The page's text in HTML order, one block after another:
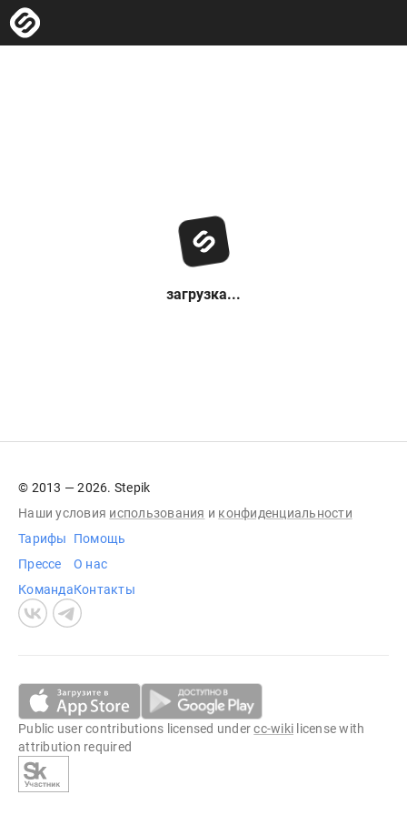
загрузка...
© 2013 — 2026. Stepik
Наши условия использования и конфиденциальности
Тарифы
Прессе
Команда
Помощь
О нас
Контакты
Public user contributions licensed undercc-wiki license with
attribution required